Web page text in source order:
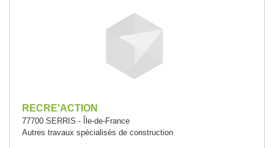
RECRE'ACTION
77700 SERRIS - Île-de-France
Autres travaux spécialisés de construction